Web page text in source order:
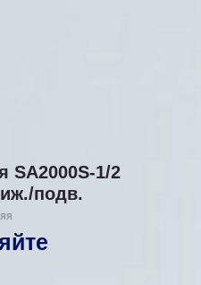
SА2000S-1/2
подв.